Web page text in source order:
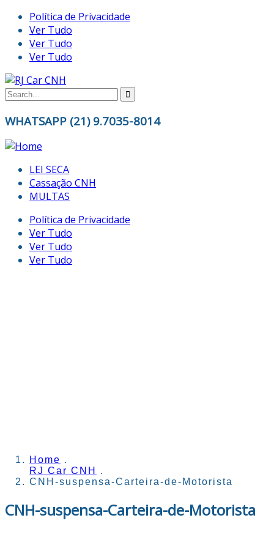
Política de Privacidade
Ver Tudo
Ver Tudo
Ver Tudo
WHATSAPP (21) 9.7035-8014
LEI SECA
Cassação CNH
MULTAS
Política de Privacidade
Ver Tudo
Ver Tudo
Ver Tudo
Home .
RJ Car CNH
.
CNH-suspensa-Carteira-de-Motorista
CNH-suspensa-Carteira-de-Motorista